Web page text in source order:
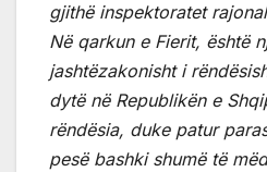
gjithë inspektoratet
Në qarkun e Fierit, është
jashtëzakonisht i
dytë në Republikën e
rëndësia, duke patur
pesë bashki shumë të